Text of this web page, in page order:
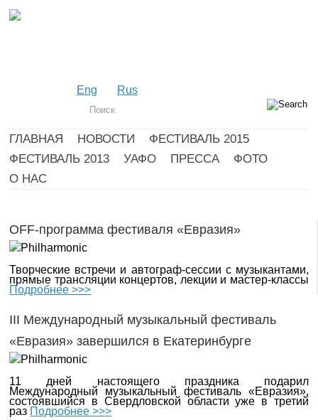
Eng Rus
ГЛАВНАЯ НОВОСТИ
ФЕСТИВАЛЬ 2015
ФЕСТИВАЛЬ 2013
УАФО ПРЕССА
ФОТО
О НАС
OFF-программа фестиваля «Евразия»
Творческие встречи и автограф-сессии с музыкантами,
прямые трансляции концертов, лекции и мастер-классы
Подробнее >>>
III Международный музыкальный фестиваль
«Евразия» завершился в Екатеринбурге
11 дней настоящего праздника подарил
Международный музыкальный фестиваль «Евразия»,
состоявшийся в Свердловской области уже в третий
раз Подробнее >>>